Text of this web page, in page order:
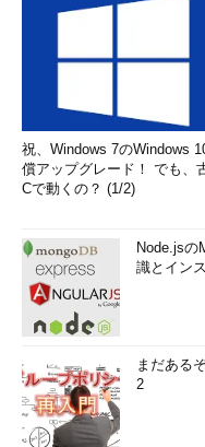
祝、Windows 7のWindows
償アップグレード！ でも、
Cで動くの？ (1/2)
Node.jsの
識とイン
まだある
2